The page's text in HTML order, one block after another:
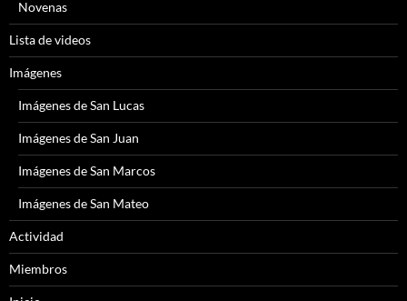
Novenas
Lista de videos
Imágenes
Imágenes de San Lucas
Imágenes de San Juan
Imágenes de San Marcos
Imágenes de San Mateo
Actividad
Miembros